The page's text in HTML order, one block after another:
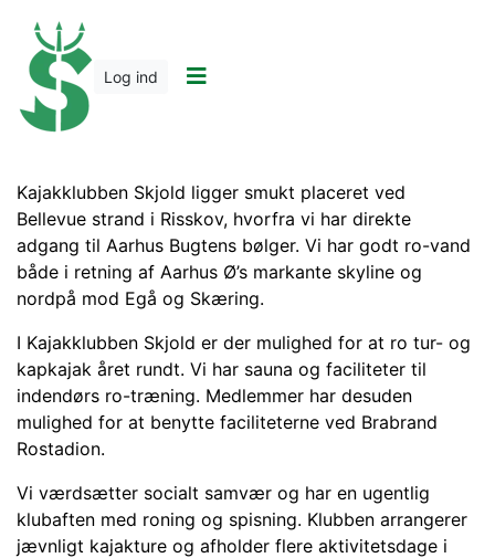
Log ind
Kajakklubben Skjold ligger smukt placeret ved
Bellevue strand i Risskov, hvorfra vi har direkte
adgang til Aarhus Bugtens bølger. Vi har godt ro-vand
både i retning af Aarhus Ø’s markante skyline og
nordpå mod Egå og Skæring.
I Kajakklubben Skjold er der mulighed for at ro tur- og
kapkajak året rundt. Vi har sauna og faciliteter til
indendørs ro-træning. Medlemmer har desuden
mulighed for at benytte faciliteterne ved Brabrand
Rostadion.
Vi værdsætter socialt samvær og har en ugentlig
klubaften med roning og spisning. Klubben arrangerer
jævnligt kajakture og afholder flere aktivitetsdage i